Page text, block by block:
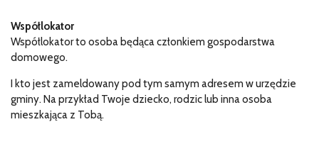
Współlokator
Współlokator to osoba będąca członkiem gospodarstwa
domowego.
I kto jest zameldowany pod tym samym adresem w urzędzie
gminy. Na przykład Twoje dziecko, rodzic lub inna osoba
mieszkająca z Tobą.